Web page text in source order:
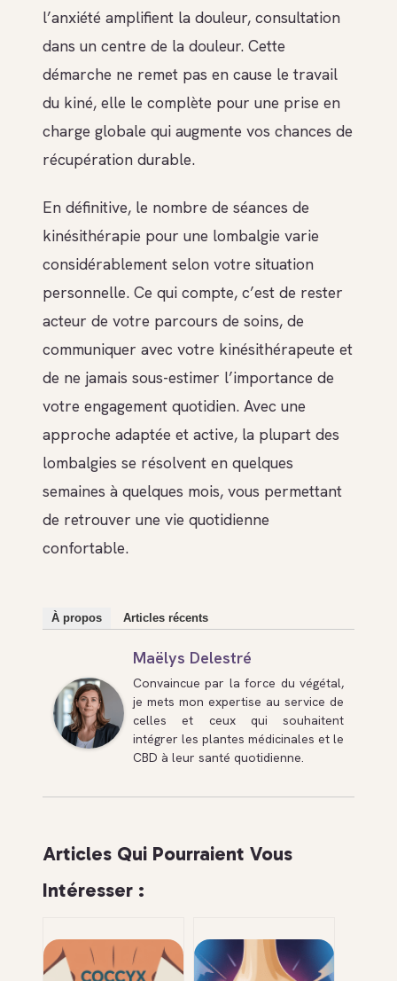
l’anxiété amplifient la douleur, consultation
dans un centre de la douleur. Cette
démarche ne remet pas en cause le travail
du kiné, elle le complète pour une prise en
charge globale qui augmente vos chances de
récupération durable.
En définitive, le nombre de séances de
kinésithérapie pour une lombalgie varie
considérablement selon votre situation
personnelle. Ce qui compte, c’est de rester
acteur de votre parcours de soins, de
communiquer avec votre kinésithérapeute et
de ne jamais sous-estimer l’importance de
votre engagement quotidien. Avec une
approche adaptée et active, la plupart des
lombalgies se résolvent en quelques
semaines à quelques mois, vous permettant
de retrouver une vie quotidienne
confortable.
À propos Articles récents
Maëlys Delestré
Convaincue par la force du végétal,
je mets mon expertise au service de
celles et ceux qui souhaitent
intégrer les plantes médicinales et le
CBD à leur santé quotidienne.
Articles Qui Pourraient Vous
Intéresser :